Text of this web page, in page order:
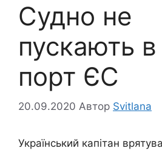
Судно не
пускають
порт ЄС
20.09.2020 Автор Svitlana
Український капітан